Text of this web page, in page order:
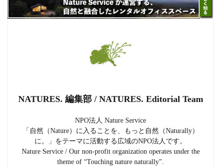
NATURES. 編集部 / NATURES. Editorial Team
NPO法人 Nature Service
「自然（Nature）に入ることを、もっと自然（Naturally）
に。」をテーマに活動する広域のNPO法人です。
Nature Service / Our non-profit organization operates under the
theme of “Touching nature naturally”.